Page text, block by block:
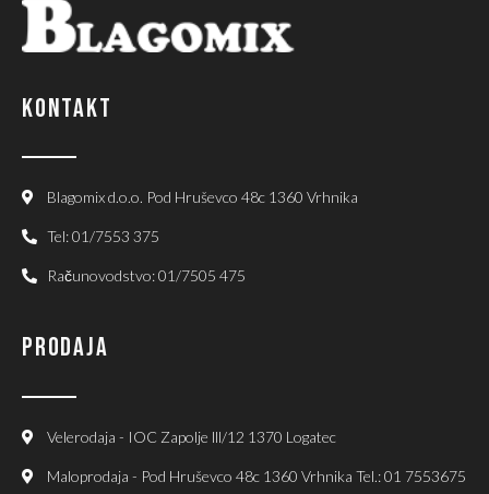
KONTAKT
Blagomix d.o.o. Pod Hruševco 48c 1360 Vrhnika
Tel: 01/7553 375
Računovodstvo: 01/7505 475
PRODAJA
Velerodaja - IOC Zapolje lll/12 1370 Logatec
Maloprodaja - Pod Hruševco 48c 1360 Vrhnika Tel.: 01 7553675